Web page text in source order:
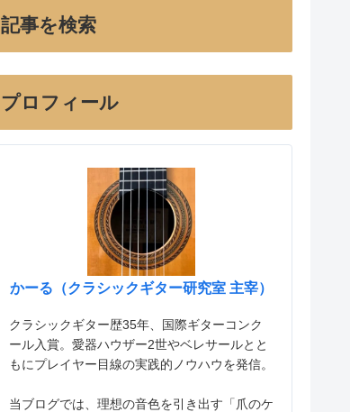
記事を検索
プロフィール
かーる（クラシックギター研究室 主宰）
クラシックギター歴35年、国際ギターコンク
ール入賞。愛器ハウザー2世やベレサールとと
もにプレイヤー目線の実践的ノウハウを発信。
当ブログでは、理想の音色を引き出す「爪のケ